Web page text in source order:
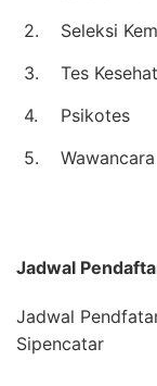
2.
Seleksi
3.
Tes
4.
Psikotes
5.
Wawancara
Jadwal
Jadwal
Sipencatar